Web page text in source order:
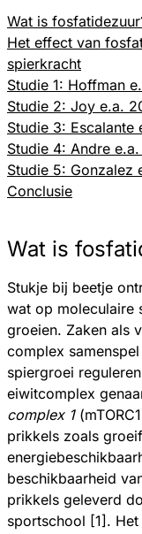
Wat is
Het effect van
spierkracht
Studie 1: Hoffman
Studie 2: Joy e.a.
Studie 3: Escalante
Studie 4: Andre
Studie 5: Gonzalez
Conclusie
Wat is
Stukje bij beetje
wat op moleculaire
groeien. Zaken als
complex
spiergroei
eiwitcomplex
complex 1
prikkels zoals
beschikbaarheid
prikkels geleverd
sportschool [1].